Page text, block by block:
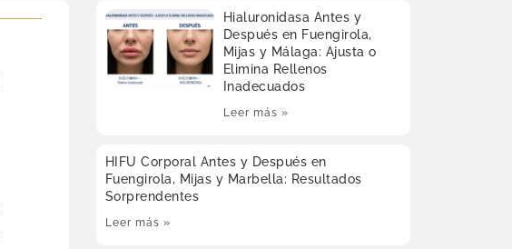
Hialuronidasa Antes y
Después en Fuengirola,
Mijas y Málaga: Ajusta o
Elimina Rellenos
Inadecuados
Leer más »
HIFU Corporal Antes y Después en
Fuengirola, Mijas y Marbella: Resultados
Sorprendentes
Leer más »